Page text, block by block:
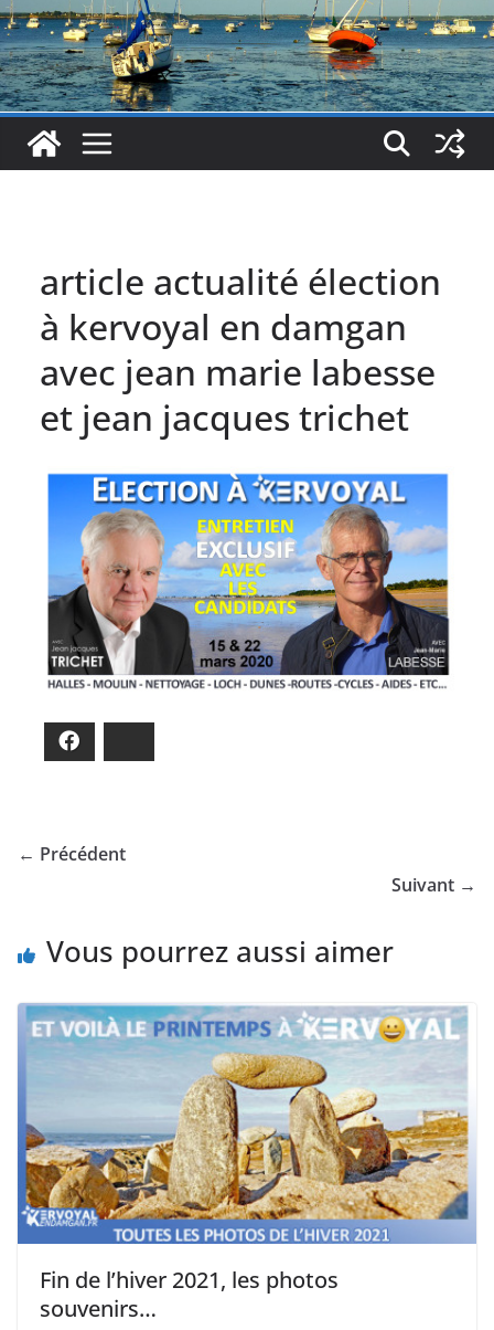
article actualité élection
à kervoyal en damgan
avec jean marie labesse
et jean jacques trichet
← Précédent
Suivant →
Vous pourrez aussi aimer
Fin de l’hiver 2021, les photos
souvenirs…